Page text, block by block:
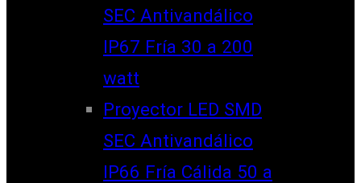
SEC Antivandálico
IP67 Fría 30 a 200
watt
Proyector LED SMD
SEC Antivandálico
IP66 Fría Cálida 50 a